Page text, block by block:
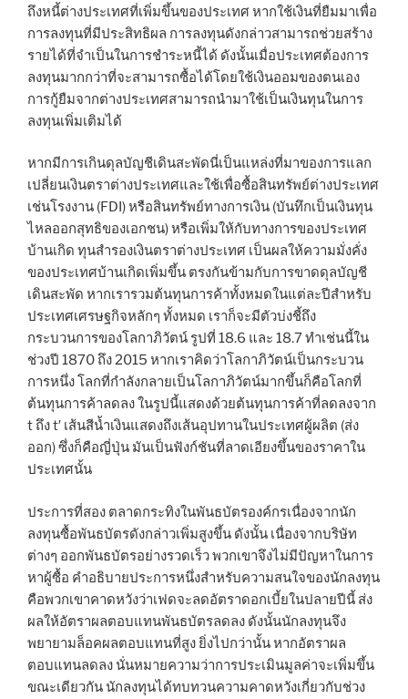
ถึงหนี้ต่างประเทศที่เพิ่มขึ้นของประเทศ หากใช้เงินที่ยืมมาเพื่อ
การลงทุนที่มีประสิทธิผล การลงทุนดังกล่าวสามารถช่วยสร้าง
รายได้ที่จำเป็นในการชำระหนี้ได้ ดังนั้นเมื่อประเทศต้องการ
ลงทุนมากกว่าที่จะสามารถซื้อได้โดยใช้เงินออมของตนเอง
การกู้ยืมจากต่างประเทศสามารถนำมาใช้เป็นเงินทุนในการ
ลงทุนเพิ่มเติมได้
หากมีการเกินดุลบัญชีเดินสะพัดนี่เป็นแหล่งที่มาของการแลก
เปลี่ยนเงินตราต่างประเทศและใช้เพื่อซื้อสินทรัพย์ต่างประเทศ
เช่นโรงงาน (FDI) หรือสินทรัพย์ทางการเงิน (บันทึกเป็นเงินทุน
ไหลออกสุทธิของเอกชน) หรือเพิ่มให้กับทางการของประเทศ
บ้านเกิด ทุนสำรองเงินตราต่างประเทศ เป็นผลให้ความมั่งคั่ง
ของประเทศบ้านเกิดเพิ่มขึ้น ตรงกันข้ามกับการขาดดุลบัญชี
เดินสะพัด หากเรารวมต้นทุนการค้าทั้งหมดในแต่ละปีสำหรับ
ประเทศเศรษฐกิจหลักๆ ทั้งหมด เราก็จะมีตัวบ่งชี้ถึง
กระบวนการของโลกาภิวัตน์ รูปที่ 18.6 และ 18.7 ทำเช่นนี้ใน
ช่วงปี 1870 ถึง 2015 หากเราคิดว่าโลกาภิวัตน์เป็นกระบวน
การหนึ่ง โลกที่กำลังกลายเป็นโลกาภิวัตน์มากขึ้นก็คือโลกที่
ต้นทุนการค้าลดลง ในรูปนี้แสดงด้วยต้นทุนการค้าที่ลดลงจาก
t ถึง t′ เส้นสีน้ำเงินแสดงถึงเส้นอุปทานในประเทศผู้ผลิต (ส่ง
ออก) ซึ่งก็คือญี่ปุ่น มันเป็นฟังก์ชันที่ลาดเอียงขึ้นของราคาใน
ประเทศนั้น
ประการที่สอง ตลาดกระทิงในพันธบัตรองค์กรเนื่องจากนัก
ลงทุนซื้อพันธบัตรดังกล่าวเพิ่มสูงขึ้น ดังนั้น เนื่องจากบริษัท
ต่างๆ ออกพันธบัตรอย่างรวดเร็ว พวกเขาจึงไม่มีปัญหาในการ
หาผู้ซื้อ คำอธิบายประการหนึ่งสำหรับความสนใจของนักลงทุน
คือพวกเขาคาดหวังว่าเฟดจะลดอัตราดอกเบี้ยในปลายปีนี้ ส่ง
ผลให้อัตราผลตอบแทนพันธบัตรลดลง ดังนั้นนักลงทุนจึง
พยายามล็อคผลตอบแทนที่สูง ยิ่งไปกว่านั้น หากอัตราผล
ตอบแทนลดลง นั่นหมายความว่าการประเมินมูลค่าจะเพิ่มขึ้น
ขณะเดียวกัน นักลงทุนได้ทบทวนความคาดหวังเกี่ยวกับช่วง